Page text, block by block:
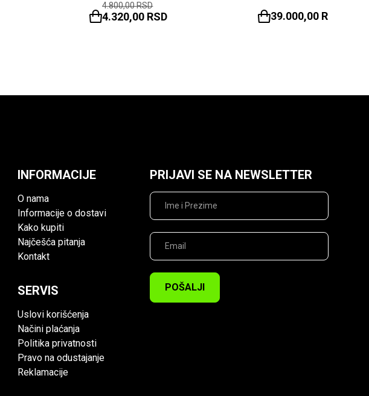
4.800,00RSD
4.320,00 RSD 39.000,00 RSD
INFORMACIJE
O nama
Informacije o dostavi
Kako kupiti
Najčešća pitanja
Kontakt
SERVIS
Uslovi korišćenja
Načini plaćanja
Politika privatnosti
Pravo na odustajanje
Reklamacije
PRIJAVI SE NA NEWSLETTER
POŠALJI